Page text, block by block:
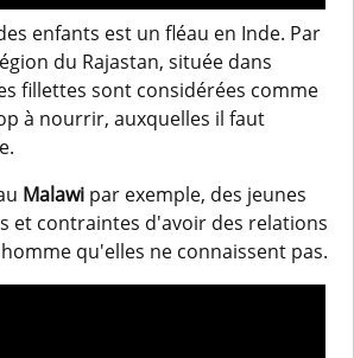
enfants est un fléau en Inde. Par
du Rajastan, située dans
fillettes sont considérées comme
à nourrir, auxquelles il faut
Malawi par exemple, des jeunes
et contraintes d'avoir des relations
qu'elles ne connaissent pas.